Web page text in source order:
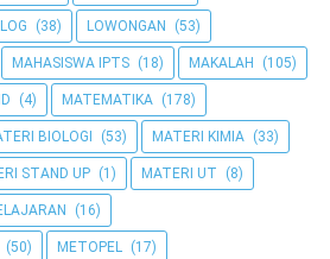
(38) LOWONGAN (53)
MAHASISWA IPTS (18) MAKALAH (105)
(4) MATEMATIKA (178)
BIOLOGI (53) MATERI KIMIA (33)
STAND UP (1) MATERI UT (8)
(16)
(50) METOPEL (17)